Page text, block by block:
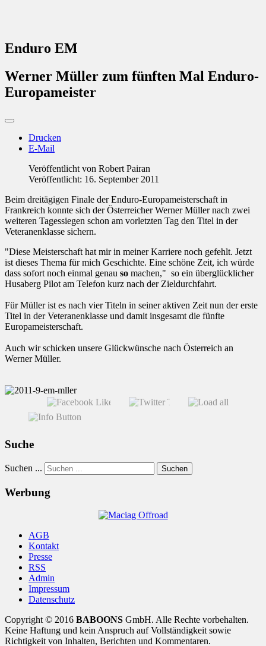
Enduro EM
Werner Müller zum fünften Mal Enduro-
Europameister
Drucken
E-Mail
Veröffentlicht von Robert Pairan
Veröffentlicht: 16. September 2011
Beim dreitägigen Finale der Enduro-Europameisterschaft in
Frankreich konnte sich der Österreicher Werner Müller nach zwei
weiteren Tagessiegen schon am vorletzten Tag den Titel in der
Veteranenklasse sichern.
"Diese Meisterschaft hat mir in meiner Karriere noch gefehlt. Jetzt
ist dieses Thema für mich Geschichte. Eine schöne Zeit, ich würde
dass sofort noch einmal genau so machen," so ein überglücklicher
Husaberg Pilot am Telefon kurz nach der Zieldurchfahrt.
Für Müller ist es nach vier Titeln in seiner aktiven Zeit nun der erste
Titel in der Veteranenklasse und damit insgesamt die fünfte
Europameisterschaft.
Auch wir schicken unsere Glückwünsche nach Österreich an
Werner Müller.
Suche
Suchen ... Suchen
Werbung
AGB
Kontakt
Presse
RSS
Admin
Impressum
Datenschutz
Copyright © 2016 BABOONS GmbH. Alle Rechte vorbehalten.
Keine Haftung und kein Anspruch auf Vollständigkeit sowie
Richtigkeit von Inhalten, Berichten und Kommentaren.